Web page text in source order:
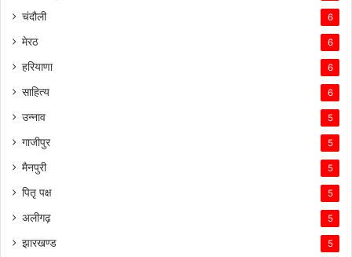
चंदौली 6
मेरठ 6
हरियाणा 6
साहित्य 6
उन्नाव 5
गाजीपुर 5
मैनपुरी 5
पितृ पक्ष 5
अलीगढ़ 5
झारखण्ड 5